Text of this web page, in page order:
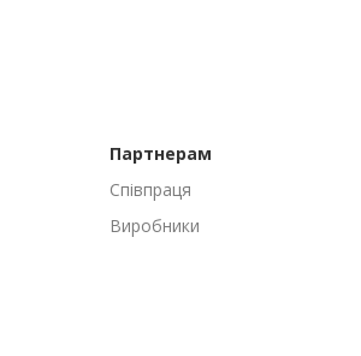
Партнерам
Співпраця
Виробники